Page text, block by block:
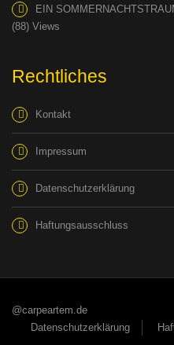
EIN
(88) Views
Rechtliches
Kontakt
Impressum
Datenschutzerklärung
Haftungsausschluss
@carpeartem.de
Datenschutzerklärung